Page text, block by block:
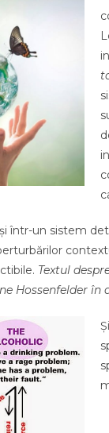
într-un sistem
Textul
Hossenfelder în